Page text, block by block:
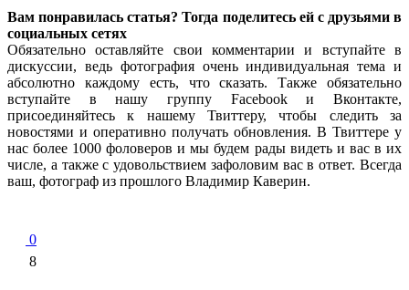
Вам понравилась статья? Тогда поделитесь ей с друзьями в
социальных сетях
Обязательно оставляйте свои комментарии и вступайте в
дискуссии, ведь фотография очень индивидуальная тема и
абсолютно каждому есть, что сказать. Также обязательно
вступайте в нашу группу Facebook и Вконтакте,
присоединяйтесь к нашему Твиттеру, чтобы следить за
новостями и оперативно получать обновления. В Твиттере у
нас более 1000 фоловеров и мы будем рады видеть и вас в их
числе, а также с удовольствием зафоловим вас в ответ. Всегда
ваш, фотограф из прошлого Владимир Каверин.
0
8